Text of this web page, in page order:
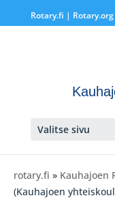
Rotary.fi | Rotary.org
Valitse sivu
rotary.fi » Kauhajoen
(Kauhajoen